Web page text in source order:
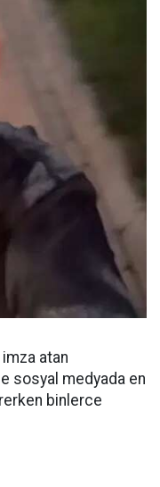
imza atan
sosyal medyada en
binlerce